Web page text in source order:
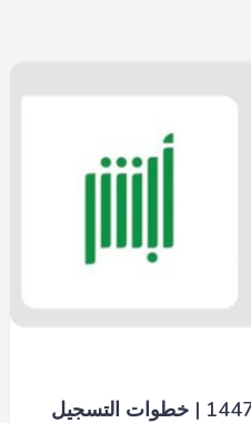
خدمة العنوان الوطني أبشر 1447 | خطوات التسجيل